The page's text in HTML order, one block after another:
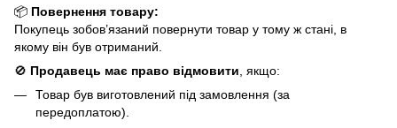
📦 Повернення товару:
Покупець зобов’язаний повернути товар у тому ж стані, в
якому він був отриманий.
🚫 Продавець має право відмовити , якщо:
Товар був виготовлений під замовлення (за
передоплатою).